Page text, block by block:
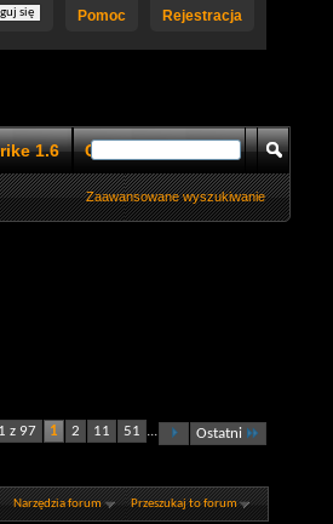
Rejestracja
Pomoc
1.6 Counter Strike 1.5
Zaawansowane wyszukiwanie
z 97 1 2 11 51 ... Ostatni
Narzędzia forum Przeszukaj to forum